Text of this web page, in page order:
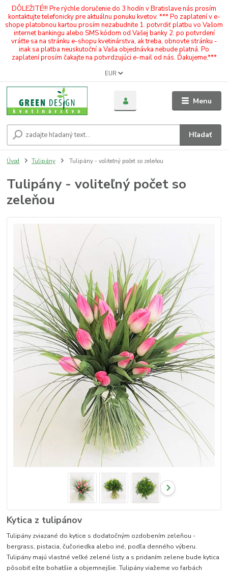
DÔLEŽITÉ!!! Pre rýchle doručenie do 3 hodín v Bratislave nás prosím
kontaktujte telefonicky pre aktuálnu ponuku kvetov. *** Po zaplatení v e-
shope platobnou kartou prosím nezabudnite 1. potvrdiť platbu vo Vašom
internet bankingu alebo SMS kódom od Vašej banky 2. po potvrdení
vráťte sa na stránku e-shopu kvetinárstva, ak treba, obnovte stránku -
inak sa platba neuskutoční a Vaša objednávka nebude platná. Po
zaplatení prosím čakajte na potvrdzujúci e-mail od nás. Ďakujeme.***
Menu
EUR
Hľadať
Úvod Tulipány Tulipány - voliteľný počet so zeleňou
Tulipány - voliteľný počet so
zeleňou
Kytica z tulipánov
Tulipány zviazané do kytice s dodatočným ozdobením zeleňou -
bergrass, pistacia, čučoriedka alebo iné, podľa denného výberu.
Tulipány majú vlastné veľké zelené listy a s pridaním zelene bude kytica
pôsobiť ešte bohatšie a objemnejšie. Tulipány viažeme vo farbách